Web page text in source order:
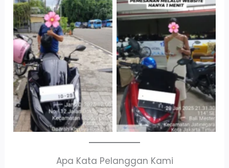
Antar Jemput
Kendaraan
Cityplaza
Jatinegara Gedung
Parkir P6A
Apa Kata Pelanggan Kami